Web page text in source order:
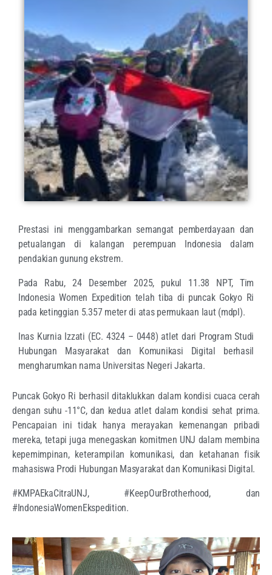
Prestasi ini menggambarkan semangat pemberdayaan dan
petualangan di kalangan perempuan Indonesia dalam
pendakian gunung ekstrem.
Pada Rabu, 24 Desember 2025, pukul 11.38 NPT, Tim
Indonesia Women Expedition telah tiba di puncak Gokyo Ri
pada ketinggian 5.357 meter di atas permukaan laut (mdpl).
Inas Kurnia Izzati (EC. 4324 – 0448) atlet dari Program Studi
Hubungan Masyarakat dan Komunikasi Digital berhasil
mengharumkan nama Universitas Negeri Jakarta.
Puncak Gokyo Ri berhasil ditaklukkan dalam kondisi cuaca cerah
dengan suhu -11°C, dan kedua atlet dalam kondisi sehat prima.
Pencapaian ini tidak hanya merayakan kemenangan pribadi
mereka, tetapi juga menegaskan komitmen UNJ dalam membina
kepemimpinan, keterampilan komunikasi, dan ketahanan fisik
mahasiswa Prodi Hubungan Masyarakat dan Komunikasi Digital.
#KMPAEkaCitraUNJ, #KeepOurBrotherhood, dan
#IndonesiaWomenEkspedition.